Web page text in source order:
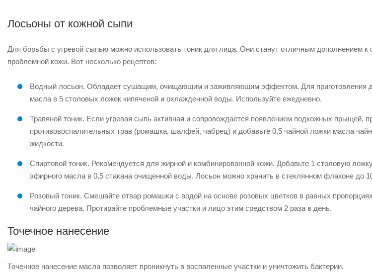
Лосьоны от кожной сыпи
Для борьбы с угревой сыпью можно использовать тоник для лица. Они станут отличным дополнением к
проблемной кожи. Вот несколько рецептов:
Водный лосьон. Обладает сушащим, очищающим и заживляющим эффектом. Для приготовления
масла в 5 столовых ложек кипяченой и охлажденной воды. Используйте ежедневно.
Травяной тоник. Если угревая сыпь активная и сопровождается появлением подкожных прыщей,
противовоспалительных трав (ромашка, шалфей, чабрец) и добавьте 0,5 чайной ложки масла
жидкости.
Спиртовой тоник. Рекомендуется для жирной и комбинированной кожи. Добавьте 1 столовую
эфирного масла в 0,5 стакана очищенной воды. Лосьон можно хранить в стеклянном флаконе до
Розовый тоник. Смешайте отвар ромашки с водой на основе розовых цветков в равных
чайного дерева. Протирайте проблемные участки и лицо этим средством 2 раза в день.
Точечное нанесение
Точечное нанесение масла позволяет проникнуть в воспаленные участки и уничтожить бактерии.